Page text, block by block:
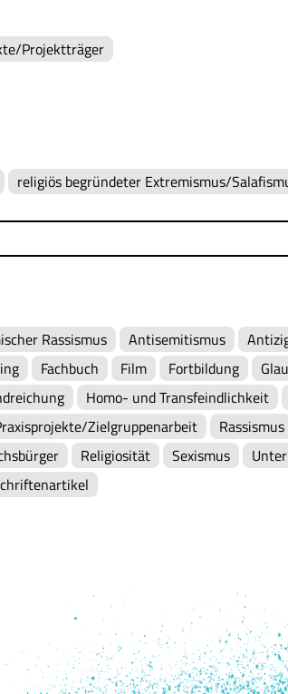
Projektträger
religiös begründeter Extremismus/
Rassismus Antisemitismus
Fachbuch Film Fortbildung
Homo- und Transfeindlichkeit
Zielgruppenarbeit Rassismus
Religiosität Sexismus